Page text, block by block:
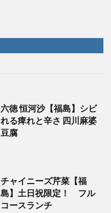
六徳 恒河沙【福島】シビ
れる痺れと辛さ 四川麻婆
豆腐
チャイニーズ芹菜【福
島】土日祝限定！ フル
コースランチ